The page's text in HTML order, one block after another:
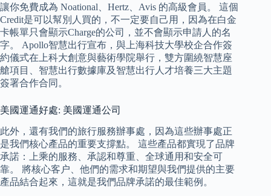
讓你免費成為 Noational、Hertz、Avis 的高級會員。 這個
Credit是可以幫別人買的，不一定要自己用，因為在白金
卡帳單只會顯示Charge的公司，並不會顯示申請人的名
字。 Apollo智慧出行宣布，與上海科技大學校企合作簽
約儀式在上科大創意與藝術學院舉行，雙方圍繞智慧座
艙項目、智慧出行數據庫及智慧出行人才培養三大主題
簽署合作合同。
美國運通好處: 美國運通公司
此外，還有我們的旅行服務辦事處，因為這些辦事處正
是我們核心產品的重要支撐點。 這些產品都實現了品牌
承諾：上乘的服務、承認和尊重、全球通用和安全可
靠。 將核心客户、他們的需求和期望與我們提供的主要
產品結合起來，這就是我們品牌承諾的最佳範例。